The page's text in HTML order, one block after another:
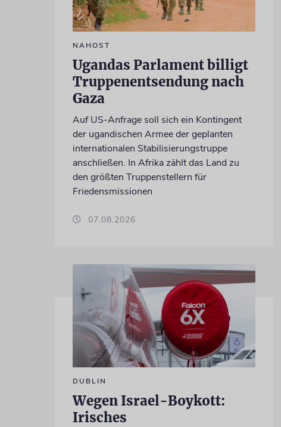
NAHOST
Ugandas Parlament billigt
Truppenentsendung nach
Gaza
Auf US-Anfrage soll sich ein Kontingent
der ugandischen Armee der geplanten
internationalen Stabilisierungstruppe
anschließen. In Afrika zählt das Land zu
den größten Truppenstellern für
Friedensmissionen
07.08.2026
DUBLIN
Wegen Israel-Boykott:
Irisches